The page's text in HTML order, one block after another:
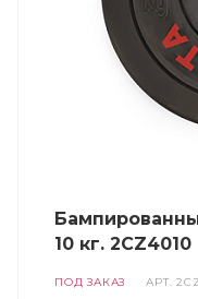
10 кг. 2CZ4010
ПОД ЗАКАЗ АРТ.